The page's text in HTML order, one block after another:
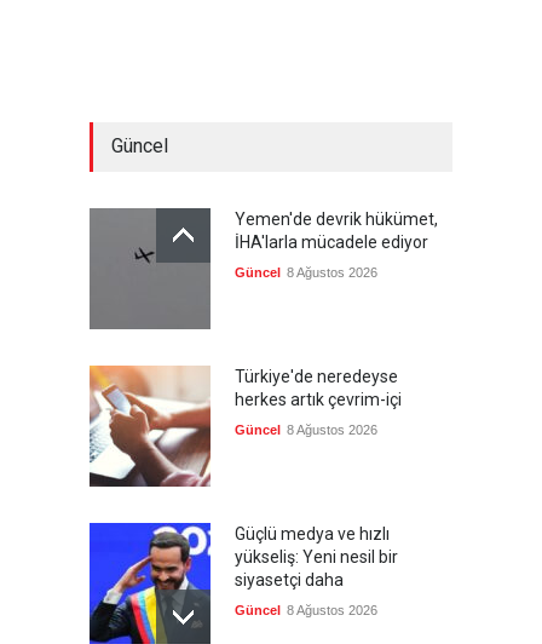
Güncel
Yemen'de devrik hükümet,
İHA'larla mücadele ediyor
Güncel 8 Ağustos 2026
Türkiye'de neredeyse
herkes artık çevrim-içi
Güncel 8 Ağustos 2026
Güçlü medya ve hızlı
yükseliş: Yeni nesil bir
siyasetçi daha
Güncel 8 Ağustos 2026